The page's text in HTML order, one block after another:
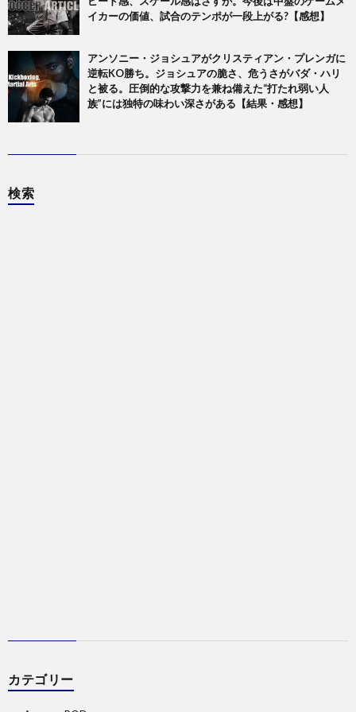
イカーの価値、試合のテンポが一段上がる?【感想】
アンソニー・ジョシュアがクリスティアン・プレンガに
逆転KO勝ち。ジョシュアの脆さ、危うさがバダ・ハリ
と被る。圧倒的な攻撃力を兼ね備えた“打たれ弱い人
族”には独特の味わい深さがある【結果・感想】
検索
カテゴリー